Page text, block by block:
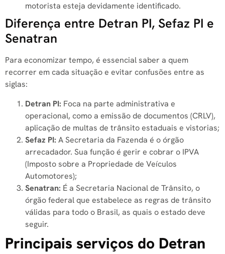
motorista esteja devidamente identificado.
Diferença entre Detran PI, Sefaz PI e
Senatran
Para economizar tempo, é essencial saber a quem
recorrer em cada situação e evitar confusões entre as
siglas:
Detran PI: Foca na parte administrativa e
operacional, como a emissão de documentos (CRLV),
aplicação de multas de trânsito estaduais e vistorias;
Sefaz PI: A Secretaria da Fazenda é o órgão
arrecadador. Sua função é gerir e cobrar o IPVA
(Imposto sobre a Propriedade de Veículos
Automotores);
Senatran: É a Secretaria Nacional de Trânsito, o
órgão federal que estabelece as regras de trânsito
válidas para todo o Brasil, as quais o estado deve
seguir.
Principais serviços do Detran